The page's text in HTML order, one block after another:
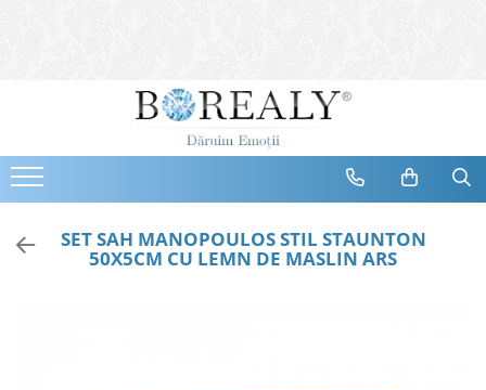
Bijuterii
Cercei
Bratari
ColiereSET SAH MANOPOULOS STIL STAUNTON
50X5CM CU LEMN DE MASLIN ARS